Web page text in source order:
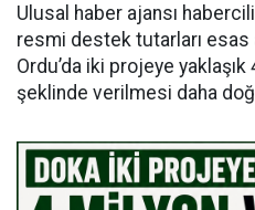
Ulusal haber ajansı
resmi destek tutarları esas
Ordu’da iki projeye
şeklinde verilmesi daha